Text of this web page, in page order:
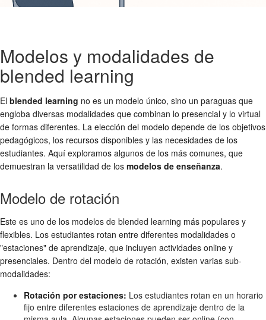
Modelos y modalidades de
blended learning
El blended learning no es un modelo único, sino un paraguas que
engloba diversas modalidades que combinan lo presencial y lo virtual
de formas diferentes. La elección del modelo depende de los objetivos
pedagógicos, los recursos disponibles y las necesidades de los
estudiantes. Aquí exploramos algunos de los más comunes, que
demuestran la versatilidad de los modelos de enseñanza.
Modelo de rotación
Este es uno de los modelos de blended learning más populares y
flexibles. Los estudiantes rotan entre diferentes modalidades o
"estaciones" de aprendizaje, que incluyen actividades online y
presenciales. Dentro del modelo de rotación, existen varias sub-
modalidades:
Rotación por estaciones: Los estudiantes rotan en un horario
fijo entre diferentes estaciones de aprendizaje dentro de la